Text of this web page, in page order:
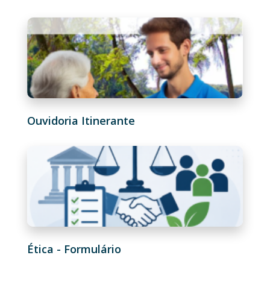
Ouvidoria Itinerante
Ética - Formulário